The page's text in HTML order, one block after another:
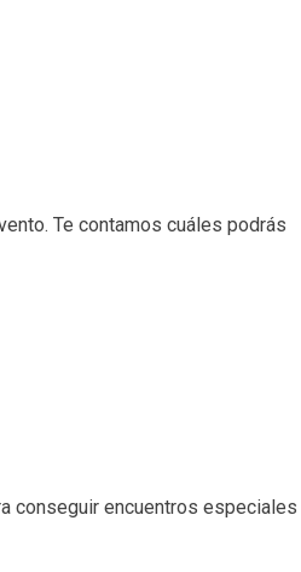
Te contamos cuáles podrás
conseguir encuentros especiales